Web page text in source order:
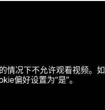
情况下不允许观看视频。如
偏好设置为“是”。